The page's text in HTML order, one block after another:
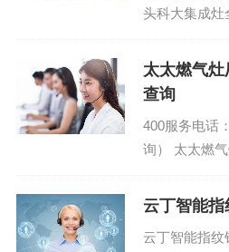
头科大集成灶
打）...
太太燃气
查询
400服务电话
询） 太太燃
云丁智能
云丁智能指